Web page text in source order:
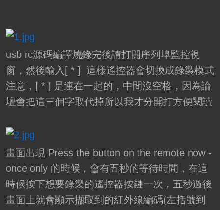
usb rc源碼編譯燒錄完後請打開序列埠監控視
窗，然後輸入[ * ], 這樣遙控器會切換成錄製模式
注意，[ * ] 是連在一起的，中間沒空格，因為論
壇會把這三個字取代掉所以我才分開打方便閱讀
畫面出現 Press the button on the remote now -
once only 的時候，會有五秒的等待時間，在這
時候按下想要錄製的遙控器按鍵一次，五秒過後
畫面上就會顯示擷取到的紅外線編碼(左括號到